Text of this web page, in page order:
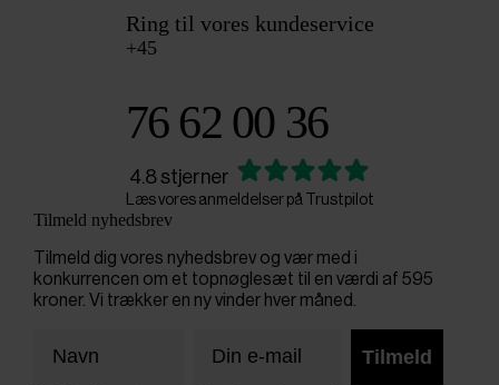
Ring til vores kundeservice
+45
76 62 00 36
4.8 stjerner
Læs vores anmeldelser på Trustpilot
Tilmeld nyhedsbrev
Tilmeld dig vores nyhedsbrev og vær med i
konkurrencen om et topnøglesæt til en værdi af 595
kroner. Vi trækker en ny vinder hver måned.
Tilmeld